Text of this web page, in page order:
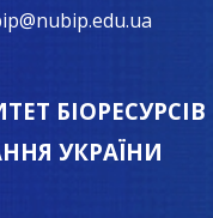
БІОРЕСУРСІВ
УКРАЇНИ